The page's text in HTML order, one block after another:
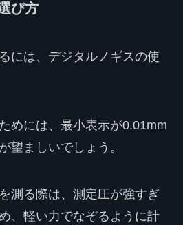
び方
には、デジタルノギスの使
めには、最小表示が0.01mm
望ましいでしょう。
測る際は、測定圧が強すぎ
、軽い力でなぞるように計